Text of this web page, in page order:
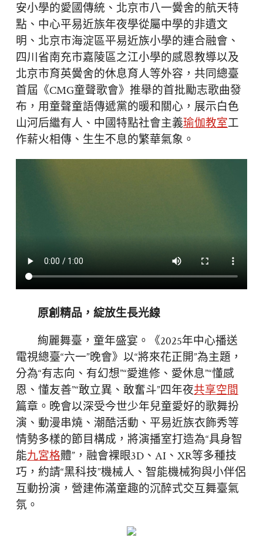
安小學的愛國傳統、北京市八一黌舍的航天特
點、中心平易近族年夜學從屬中學的非遺文
明、北京市海淀區平易近族小學的連合融會、
四川省南充市嘉陵區之江小學的感恩教導以及
北京市育英黌舍的休息育人等外容，共同總臺
首屆《CMG童聲歌會》推舉的首批勵志歌曲發
布，用童聲童語傳遞黨的暖和關心，展示白色
山河后繼有人、中國特點社會主義瑜伽教室工
作薪火相傳、生生不息的繁華氣象。
原創精品，綻放生長光線
絢麗舞臺，童年盛宴。《2025年中心播送
電視總臺“六一”晚會》以“將來花正開”為主題，
分為“有志向、有幻想”“愛進修、愛休息”“懂感
恩、懂友善”“敢立異、敢奮斗”四年夜共享空間
篇章。晚會以深受今世少年兒童愛好的歌舞扮
演、動漫串燒、潮酷活動、平易近族衣飾秀等
情勢多樣的節目構成，將演播室打造為“具身智
能九宮格體”，融會裸眼3D、AI、XR等多種技
巧，約請“黑科技”機械人、智能機械狗與小伴侶
互動扮演，營建佈滿童趣的沉醉式交互舞臺氣
氛。